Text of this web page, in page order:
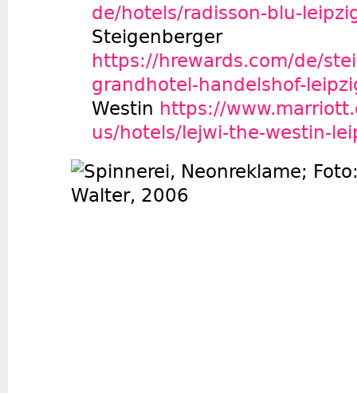
de/hotels/radisson-blu-
Steigenberger
https://hrewards.com/de/
grandhotel-handelshof-
Westin https://
us/hotels/lejwi-the-westin-